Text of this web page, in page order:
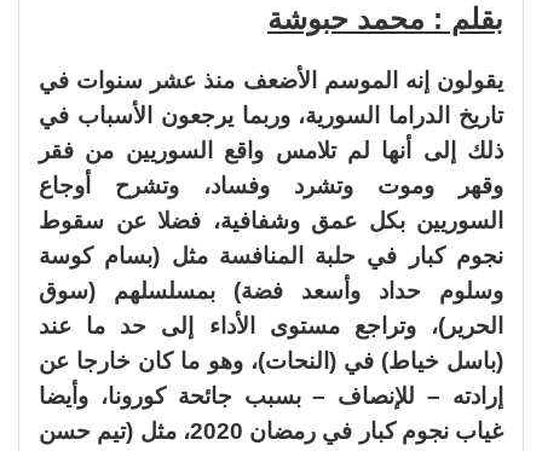
بقلم : محمد حبوشة
يقولون إنه الموسم الأضعف منذ عشر سنوات في
تاريخ الدراما السورية، وربما يرجعون الأسباب في
ذلك إلى أنها لم تلامس واقع السوريين من فقر
وقهر وموت وتشرد وفساد، وتشرح أوجاع
السوريين بكل عمق وشفافية، فضلا عن سقوط
نجوم كبار في حلبة المنافسة مثل (بسام كوسة
وسلوم حداد وأسعد فضة) بمسلسلهم (سوق
الحرير)، وتراجع مستوى الأداء إلى حد ما عند
(باسل خياط) في (النحات)، وهو ما كان خارجا عن
إرادته – للإنصاف – بسبب جائحة كورونا، وأيضا
غياب نجوم كبار في رمضان 2020، مثل (تيم حسن